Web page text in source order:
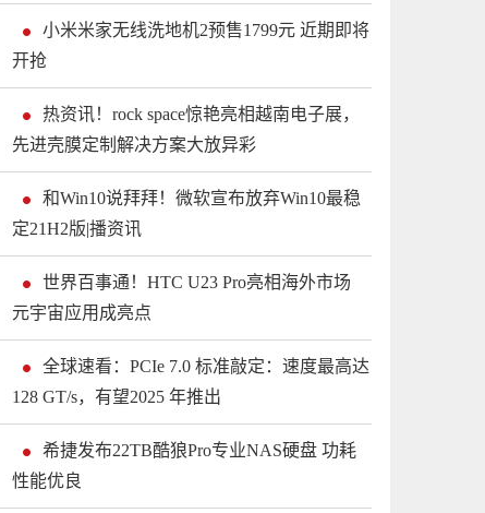
小米米家无线洗地机2预售1799元 近期即将
开抢
热资讯！rock space惊艳亮相越南电子展，
先进壳膜定制解决方案大放异彩
和Win10说拜拜！微软宣布放弃Win10最稳
定21H2版|播资讯
世界百事通！HTC U23 Pro亮相海外市场
元宇宙应用成亮点
全球速看：PCIe 7.0 标准敲定：速度最高达
128 GT/s，有望2025 年推出
希捷发布22TB酷狼Pro专业NAS硬盘 功耗
性能优良